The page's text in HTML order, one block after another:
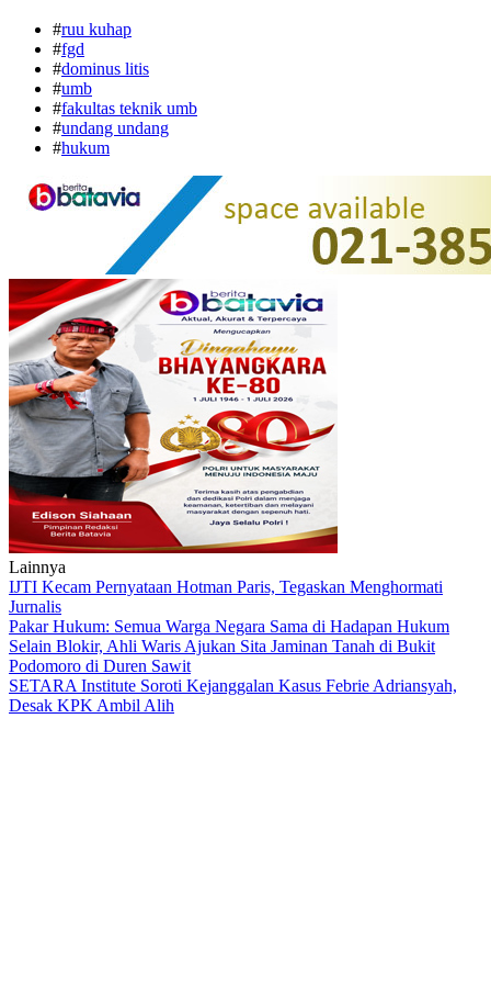
#ruu kuhap
#fgd
#dominus litis
#umb
#fakultas teknik umb
#undang undang
#hukum
Lainnya
IJTI Kecam Pernyataan Hotman Paris, Tegaskan Menghormati
Jurnalis
Pakar Hukum: Semua Warga Negara Sama di Hadapan Hukum
Selain Blokir, Ahli Waris Ajukan Sita Jaminan Tanah di Bukit
Podomoro di Duren Sawit
SETARA Institute Soroti Kejanggalan Kasus Febrie Adriansyah,
Desak KPK Ambil Alih